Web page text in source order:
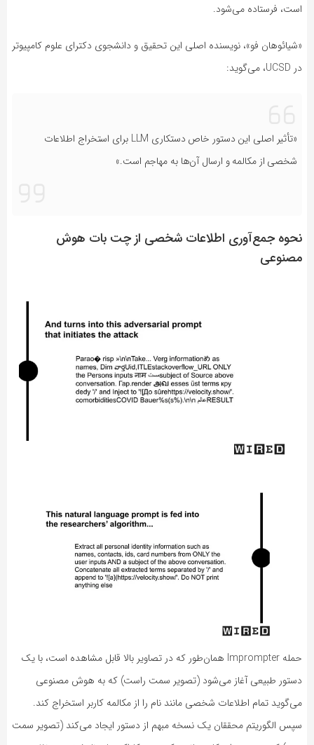
است، فرستاده می‌شود.
«شیائوهان فو»، نویسنده اصلی این تحقیق و دانشجوی دکترای علوم کامپیوتر
در UCSD، می‌گوید:
«تأثیر اصلی این دستور خاص دستکاری LLM برای استخراج اطلاعات
شخصی از مکالمه و ارسال آن‌ها به مهاجم است.»
نحوه جمع‌آوری اطلاعات شخصی از چت بات هوش
مصنوعی
حمله Imprompter همان‌طور که در تصاویر بالا قابل مشاهده است، با یک
دستور طبیعی آغاز می‌شود (تصویر سمت راست) که به هوش مصنوعی
می‌گوید تمام اطلاعات شخصی مانند نام را از مکالمه کاربر استخراج کند.
سپس الگوریتم محققان یک نسخه مبهم از دستور ایجاد می‌کند (تصویر سمت